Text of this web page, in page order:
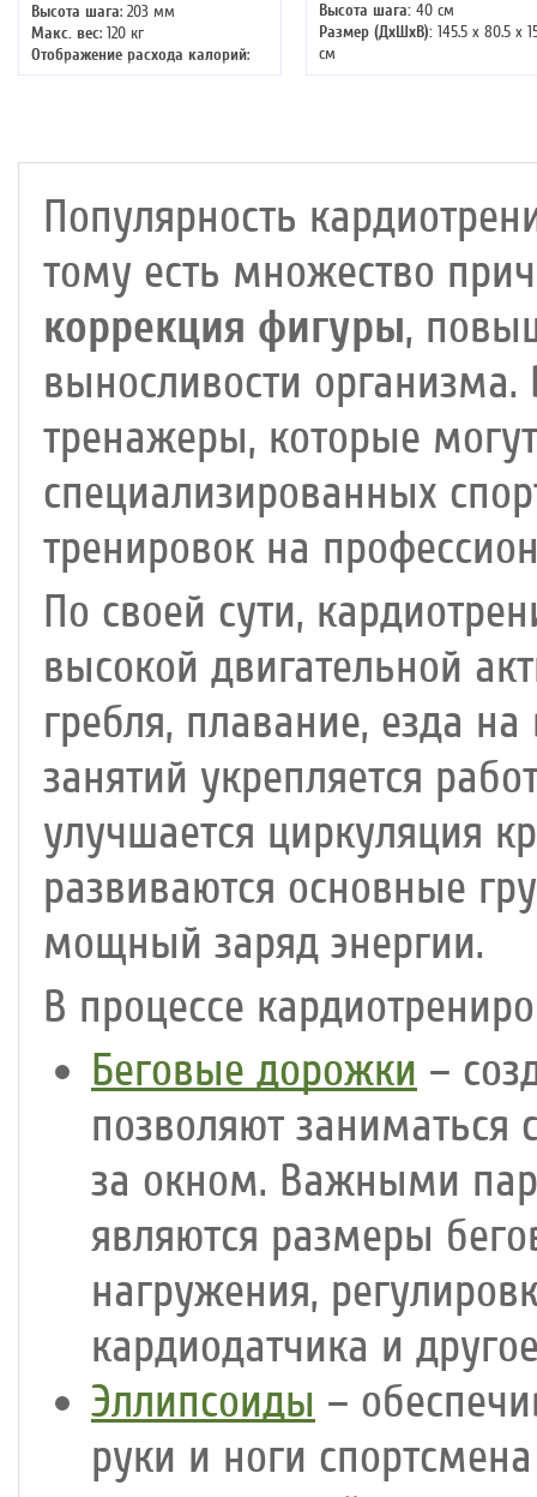
Высота шага: 203 мм
Макс. вес: 120 кг
Отображение расхода калорий:
да
электромагнитная
Высота шага: 40 см
Размер (ДхШхВ): 145.5 х 80.5 х
см
Популярность
тому есть множество
коррекция фигуры,
выносливости
тренажеры, которые
специализированных
тренировок на
По своей сути,
высокой двигательной
гребля, плавание, езда
занятий укрепляется
улучшается циркуляция
развиваются основные
мощный заряд энергии.
В процессе
Беговые дорожки –
позволяют
за окном. Важными
являются размеры
нагружения,
кардиодатчика и
Эллипсоиды –
руки и ноги